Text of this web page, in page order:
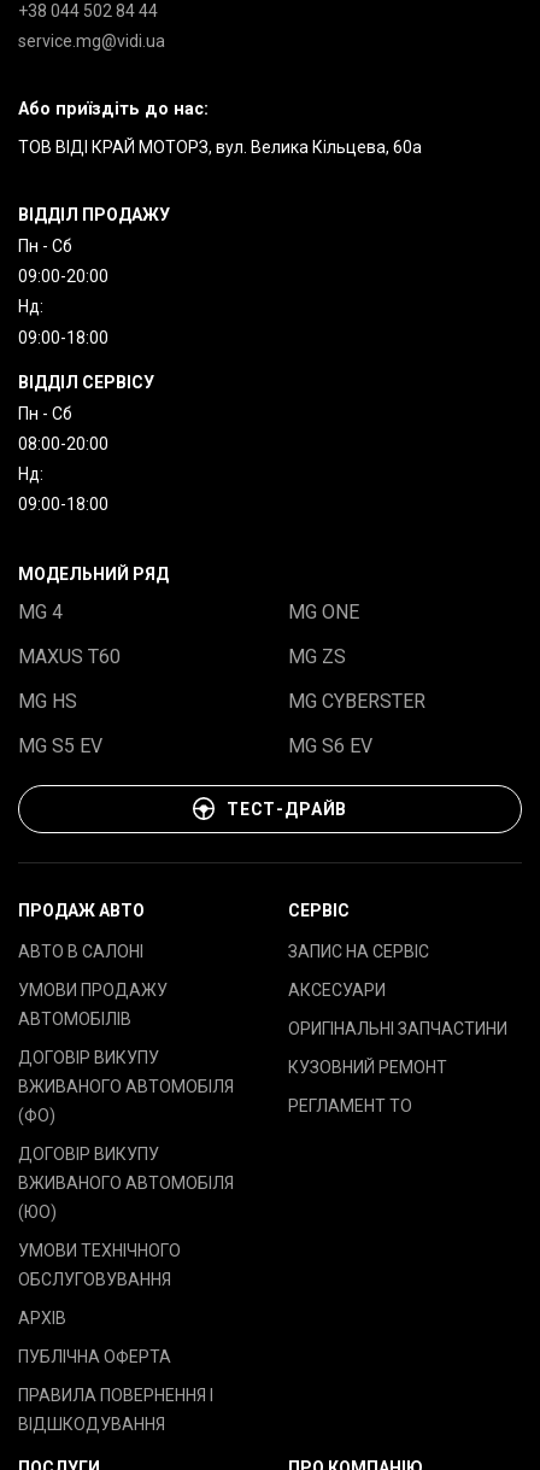
+38 044 502 84 44
service.mg@vidi.ua
Або приїздіть до нас:
ТОВ ВІДІ КРАЙ МОТОРЗ, вул. Велика Кільцева, 60а
ВІДДІЛ ПРОДАЖУ
Пн - Сб
09:00-20:00
Нд:
09:00-18:00
ВІДДІЛ СЕРВІСУ
Пн - Сб
08:00-20:00
Нд:
09:00-18:00
МОДЕЛЬНИЙ РЯД
MG 4
MG ONE
MAXUS T60
MG ZS
MG HS
MG CYBERSTER
MG S5 EV
MG S6 EV
ТЕСТ-ДРАЙВ
ПРОДАЖ АВТО
АВТО В САЛОНІ
УМОВИ ПРОДАЖУ
АВТОМОБІЛІВ
ДОГОВІР ВИКУПУ
ВЖИВАНОГО АВТОМОБІЛЯ
(ФО)
ДОГОВІР ВИКУПУ
ВЖИВАНОГО АВТОМОБІЛЯ
(ЮО)
УМОВИ ТЕХНІЧНОГО
ОБСЛУГОВУВАННЯ
АРХІВ
ПУБЛІЧНА ОФЕРТА
ПРАВИЛА ПОВЕРНЕННЯ І
ВІДШКОДУВАННЯ
СЕРВІС
ЗАПИС НА СЕРВІС
АКСЕСУАРИ
ОРИГІНАЛЬНІ ЗАПЧАСТИНИ
КУЗОВНИЙ РЕМОНТ
РЕГЛАМЕНТ ТО